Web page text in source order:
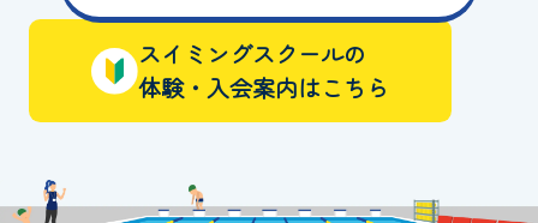
スイミングスクールの
体験・入会案内はこちら